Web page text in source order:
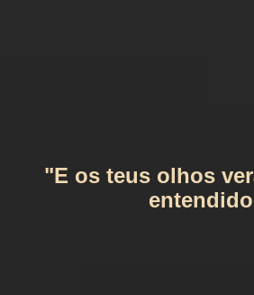
"E os teus olhos